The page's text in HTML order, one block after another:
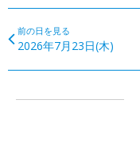
前の日を見る
2026年7月23日(木)